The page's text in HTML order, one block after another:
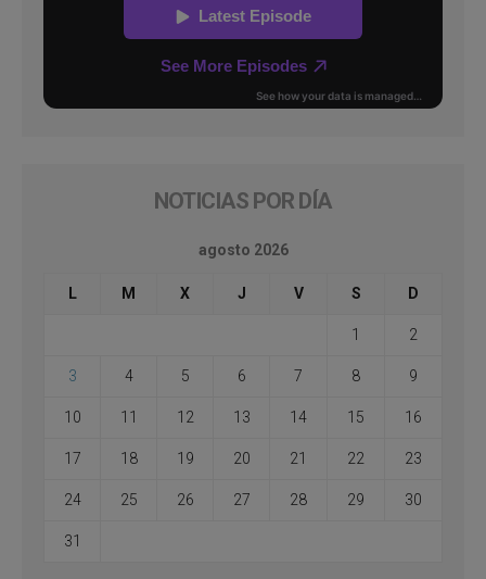
NOTICIAS POR DÍA
agosto 2026
L M X J V S D
1 2
3 4 5 6 7 8 9
10 11 12 13 14 15 16
17 18 19 20 21 22 23
24 25 26 27 28 29 30
31